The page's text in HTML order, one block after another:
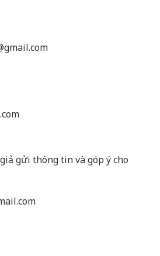
gửi thông tin và góp ý cho